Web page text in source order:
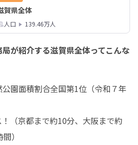
賀県全体
人口 139.46万人
が紹介する滋賀県全体ってこんな
公園面積割合全国第1位（令和７年
！（京都まで約10分、大阪まで約
）